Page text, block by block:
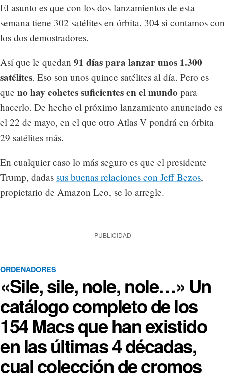
El asunto es que con los dos lanzamientos de esta
semana tiene 302 satélites en órbita. 304 si contamos con
los dos demostradores.
Así que le quedan 91 días para lanzar unos 1.300
satélites. Eso son unos quince satélites al día. Pero es
que no hay cohetes suficientes en el mundo para
hacerlo. De hecho el próximo lanzamiento anunciado es
el 22 de mayo, en el que otro Atlas V pondrá en órbita
29 satélites más.
En cualquier caso lo más seguro es que el presidente
Trump, dadas sus buenas relaciones con Jeff Bezos,
propietario de Amazon Leo, se lo arregle.
PUBLICIDAD
ORDENADORES
«Sile, sile, nole, nole…» Un
catálogo completo de los
154 Macs que han existido
en las últimas 4 décadas,
cual colección de cromos